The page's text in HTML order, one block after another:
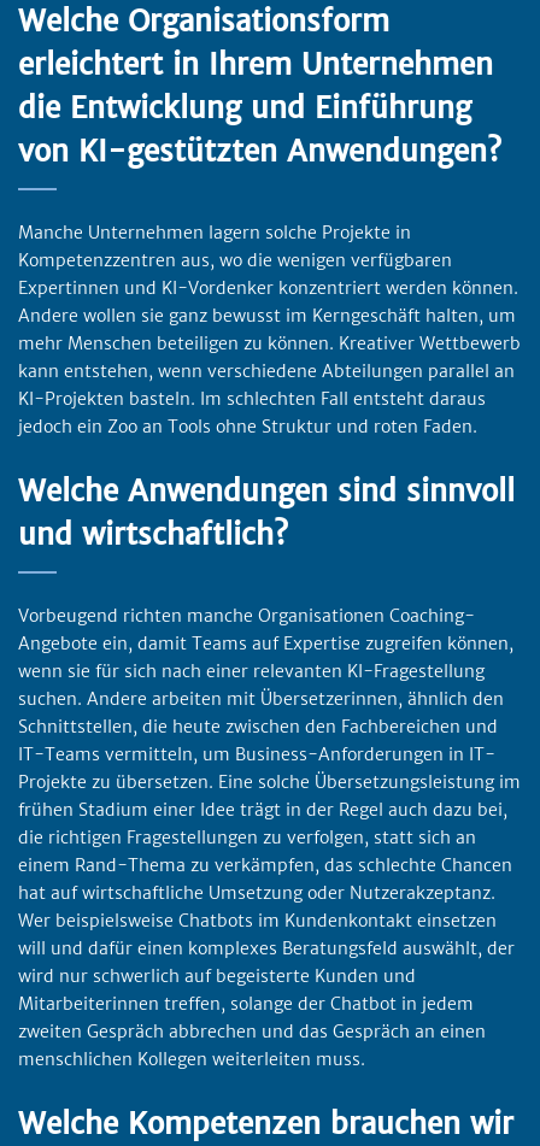
Welche Organisationsform
erleichtert in Ihrem Unternehmen
die Entwicklung und Einführung
von KI-gestützten Anwendungen?
Manche Unternehmen lagern solche Projekte in
Kompetenzzentren aus, wo die wenigen verfügbaren
Expertinnen und KI-Vordenker konzentriert werden können.
Andere wollen sie ganz bewusst im Kerngeschäft halten, um
mehr Menschen beteiligen zu können. Kreativer Wettbewerb
kann entstehen, wenn verschiedene Abteilungen parallel an
KI-Projekten basteln. Im schlechten Fall entsteht daraus
jedoch ein Zoo an Tools ohne Struktur und roten Faden.
Welche Anwendungen sind sinnvoll
und wirtschaftlich?
Vorbeugend richten manche Organisationen Coaching-
Angebote ein, damit Teams auf Expertise zugreifen können,
wenn sie für sich nach einer relevanten KI-Fragestellung
suchen. Andere arbeiten mit Übersetzerinnen, ähnlich den
Schnittstellen, die heute zwischen den Fachbereichen und
IT-Teams vermitteln, um Business-Anforderungen in IT-
Projekte zu übersetzen. Eine solche Übersetzungsleistung im
frühen Stadium einer Idee trägt in der Regel auch dazu bei,
die richtigen Fragestellungen zu verfolgen, statt sich an
einem Rand-Thema zu verkämpfen, das schlechte Chancen
hat auf wirtschaftliche Umsetzung oder Nutzerakzeptanz.
Wer beispielsweise Chatbots im Kundenkontakt einsetzen
will und dafür einen komplexes Beratungsfeld auswählt, der
wird nur schwerlich auf begeisterte Kunden und
Mitarbeiterinnen treffen, solange der Chatbot in jedem
zweiten Gespräch abbrechen und das Gespräch an einen
menschlichen Kollegen weiterleiten muss.
Welche Kompetenzen brauchen wir